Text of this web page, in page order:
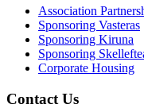
Association
Sponsoring Vasteras
Sponsoring Kiruna
Sponsoring
Corporate Housing
Contact Us